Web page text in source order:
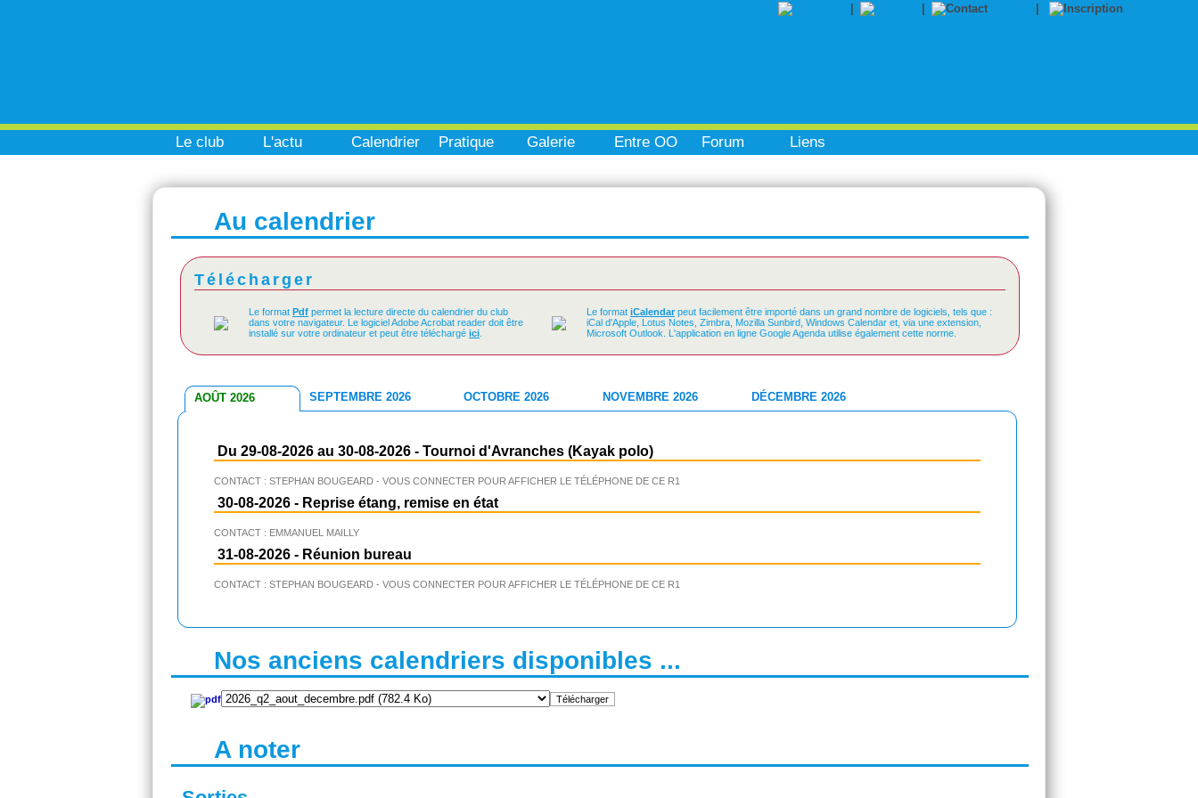
Le club L'actu Calendrier Pratique Galerie Entre OO Forum Liens
Au calendrier
Télécharger
Le format Pdf permet la lecture directe du calendrier du club
dans votre navigateur. Le logiciel Adobe Acrobat reader doit être
installé sur votre ordinateur et peut être téléchargé ici
Le format iCalendar peut facilement être importé dans un grand nombre de logiciels, tels que :
iCal d'Apple, Lotus Notes, Zimbra, Mozilla Sunbird, Windows Calendar et, via une extension,
Microsoft Outlook. L'application en ligne Google Agenda utilise également cette norme.
AOÛT 2026 SEPTEMBRE 2026 OCTOBRE 2026 NOVEMBRE 2026 DÉCEMBRE 2026
Du 29-08-2026 au 30-08-2026 - Tournoi d'Avranches (Kayak polo)
CONTACT : STEPHAN BOUGEARD - VOUS CONNECTER POUR AFFICHER LE TÉLÉPHONE DE CE R1
30-08-2026 - Reprise étang, remise en état
CONTACT : EMMANUEL MAILLY
31-08-2026 - Réunion bureau
CONTACT : STEPHAN BOUGEARD - VOUS CONNECTER POUR AFFICHER LE TÉLÉPHONE DE CE R1
Nos anciens calendriers disponibles ...
A noter